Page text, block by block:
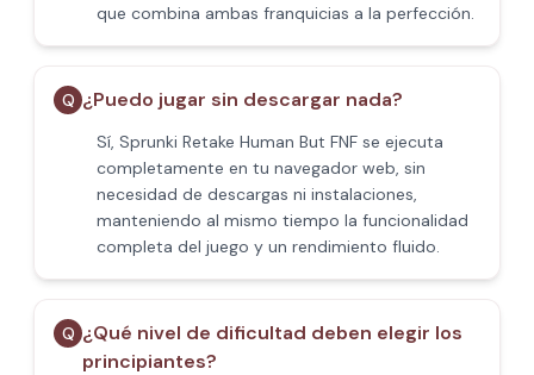
que combina ambas franquicias a la perfección.
Q ¿Puedo jugar sin descargar nada?
Sí, Sprunki Retake Human But FNF se ejecuta
completamente en tu navegador web, sin
necesidad de descargas ni instalaciones,
manteniendo al mismo tiempo la funcionalidad
completa del juego y un rendimiento fluido.
Q ¿Qué nivel de dificultad deben elegir los
principiantes?